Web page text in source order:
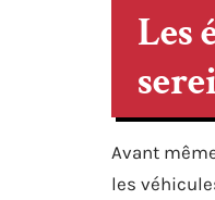
Les
Avant
les